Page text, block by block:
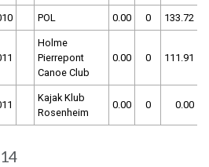
POL 0.00 0 133.72
Holme
Pierrepont
Canoe Club
0.00 0 111.91
Kajak Klub
Rosenheim
0.00 0 0.00